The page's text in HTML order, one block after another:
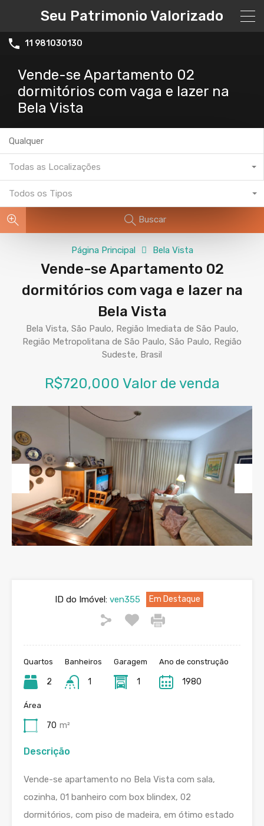
Seu Patrimonio Valorizado
11 981030130
Vende-se Apartamento 02
dormitórios com vaga e lazer na
Bela Vista
Todas as Localizações
Todos os Tipos
Buscar
Página Principal Bela Vista
Vende-se Apartamento 02
dormitórios com vaga e lazer na
Bela Vista
Bela Vista, São Paulo, Região Imediata de São Paulo,
Região Metropolitana de São Paulo, São Paulo, Região
Sudeste, Brasil
R$720,000 Valor de venda
Previous
ID do Imóvel: ven355 Em Destaque
Quartos
2
Banheiros
1
Garagem
1
Ano de construção
1980
Área
70 m²
Descrição
Vende-se apartamento no Bela Vista com sala,
cozinha, 01 banheiro com box blindex, 02
dormitórios, com piso de madeira, em ótimo estado